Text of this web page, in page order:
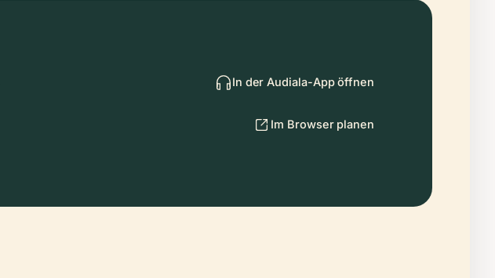
In der Audiala-App öffnen
Im Browser planen